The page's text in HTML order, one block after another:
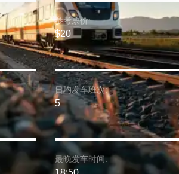
参考票价:
$20
日均发车班次:
5
最晚发车时间: